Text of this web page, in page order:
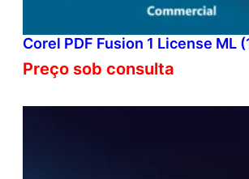
Corel PDF Fusion 1 License ML
Preço sob consulta